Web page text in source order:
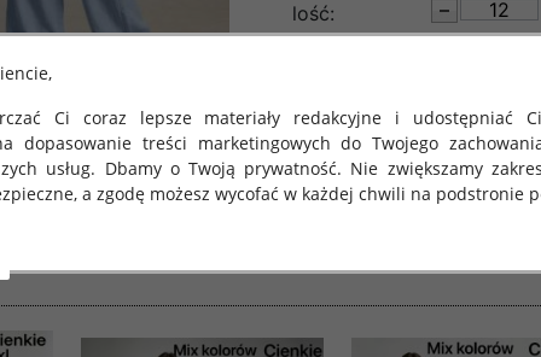
lość:
Ci coraz lepsze materiały redakcyjne i udostępniać
dopasowanie treści marketingowych do Twojego
usług. Dbamy o Twoją prywatność. Nie zwiększamy
a zgodę możesz wycofać w każdej chwili na podstronie
oraz zasadach, na jakich odbywa się to po dniu 25